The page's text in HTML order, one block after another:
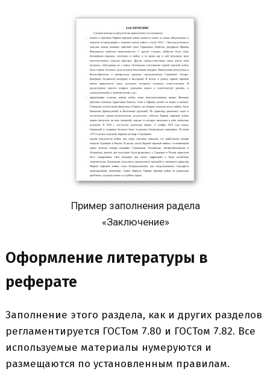
Пример заполнения радела
«Заключение»
Оформление литературы в
реферате
Заполнение этого раздела, как и других разделов
регламентируется ГОСТом 7.80 и ГОСТом 7.82. Все
используемые материалы нумеруются и
размещаются по установленным правилам.